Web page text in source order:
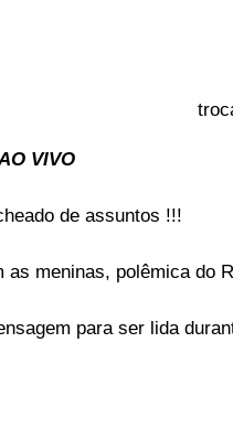
VIVO
de assuntos !!!
as meninas, polêmica do
para ser lida